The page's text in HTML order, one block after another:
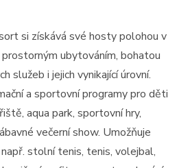
si získává své hosty polohou v
ubytováním, bohatou
služeb i jejich vynikající úrovní.
a sportovní programy pro děti
aqua park, sportovní hry,
večerní show. Umožňuje
stolní tenis, tenis, volejbal,